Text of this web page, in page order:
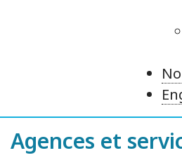
Agences et